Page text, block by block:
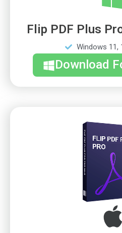
Flip PDF Plus
Windows 11,
Download